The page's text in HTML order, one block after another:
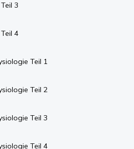
3
4
Teil 1
Teil 2
Teil 3
Teil 4